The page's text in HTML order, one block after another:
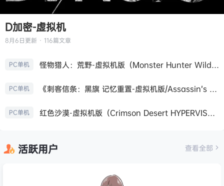
D加密-虚拟机
8月6日更新 · 116篇文章
PC单机 怪物猎人：荒野-虚拟机版（Monster Hunter Wilds HYPERVISOR）免安装中文版
PC单机 《刺客信条：黑旗 记忆重置-虚拟机版/Assassin’s Creed Black Flag Resynced HYPERVISOR》免安装中文版
PC单机 红色沙漠-虚拟机版（Crimson Desert HYPERVISOR）免安装中文版
活跃用户 查看全部